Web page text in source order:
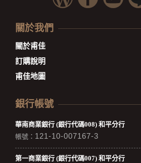
關於我們
關於甫佳
訂購說明
甫佳地圖
銀行帳號
華南商業銀行 (銀行代碼008) 和平分行
帳號： 121-10-007167-3
第一商業銀行 (銀行代碼007) 和平分行